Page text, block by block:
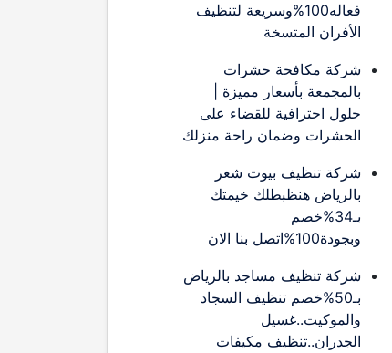
فعاله100%وسريعة لتنظيف
الأفران المتسخة
شركة مكافحة حشرات
بالمجمعة بأسعار مميزة |
حلول احترافية للقضاء على
الحشرات وضمان راحة منزلك
شركة تنظيف بيوت شعر
بالرياض هنظبطلك خيمتك
بـ34%خصم
وبجودة100%اتصل بنا الان
شركة تنظيف مساجد بالرياض
بـ50%خصم تنظيف السجاد
والموكيت..غسيل
الجدران..تنظيف مكيفات